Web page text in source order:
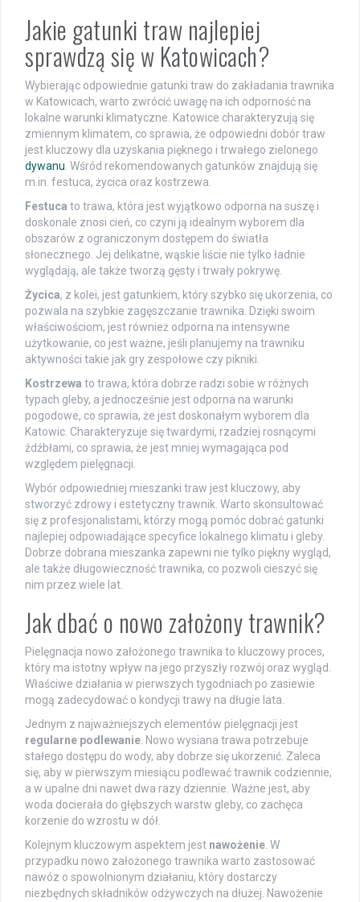
Jakie gatunki traw najlepiej
sprawdzą się w Katowicach?
Wybierając odpowiednie gatunki traw do zakładania trawnika
w Katowicach, warto zwrócić uwagę na ich odporność na
lokalne warunki klimatyczne. Katowice charakteryzują się
zmiennym klimatem, co sprawia, że odpowiedni dobór traw
jest kluczowy dla uzyskania pięknego i trwałego zielonego
dywanu. Wśród rekomendowanych gatunków znajdują się
m.in. festuca, życica oraz kostrzewa.
Festuca to trawa, która jest wyjątkowo odporna na suszę i
doskonale znosi cień, co czyni ją idealnym wyborem dla
obszarów z ograniczonym dostępem do światła
słonecznego. Jej delikatne, wąskie liście nie tylko ładnie
wyglądają, ale także tworzą gęsty i trwały pokrywę.
Życica, z kolei, jest gatunkiem, który szybko się ukorzenia, co
pozwala na szybkie zagęszczanie trawnika. Dzięki swoim
właściwościom, jest również odporna na intensywne
użytkowanie, co jest ważne, jeśli planujemy na trawniku
aktywności takie jak gry zespołowe czy pikniki.
Kostrzewa to trawa, która dobrze radzi sobie w różnych
typach gleby, a jednocześnie jest odporna na warunki
pogodowe, co sprawia, że jest doskonałym wyborem dla
Katowic. Charakteryzuje się twardymi, rzadziej rosnącymi
źdźbłami, co sprawia, że jest mniej wymagająca pod
względem pielęgnacji.
Wybór odpowiedniej mieszanki traw jest kluczowy, aby
stworzyć zdrowy i estetyczny trawnik. Warto skonsultować
się z profesjonalistami, którzy mogą pomóc dobrać gatunki
najlepiej odpowiadające specyfice lokalnego klimatu i gleby.
Dobrze dobrana mieszanka zapewni nie tylko piękny wygląd,
ale także długowieczność trawnika, co pozwoli cieszyć się
nim przez wiele lat.
Jak dbać o nowo założony trawnik?
Pielęgnacja nowo założonego trawnika to kluczowy proces,
który ma istotny wpływ na jego przyszły rozwój oraz wygląd.
Właściwe działania w pierwszych tygodniach po zasiewie
mogą zadecydować o kondycji trawy na długie lata.
Jednym z najważniejszych elementów pielęgnacji jest
regularne podlewanie. Nowo wysiana trawa potrzebuje
stałego dostępu do wody, aby dobrze się ukorzenić. Zaleca
się, aby w pierwszym miesiącu podlewać trawnik codziennie,
a w upalne dni nawet dwa razy dziennie. Ważne jest, aby
woda docierała do głębszych warstw gleby, co zachęca
korzenie do wzrostu w dół.
Kolejnym kluczowym aspektem jest nawożenie. W
przypadku nowo założonego trawnika warto zastosować
nawóz o spowolnionym działaniu, który dostarczy
niezbędnych składników odżywczych na dłużej. Nawożenie